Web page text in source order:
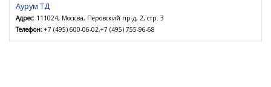
Аурум ТД
Адрес: 111024, Москва, Перовский пр-д, 2, стр. 3
Телефон: +7 (495) 600-06-02,+7 (495) 755-96-68